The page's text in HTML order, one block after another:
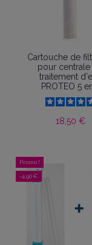
Cartouche de
pour
traitement
PROTEO 5
18,50 €
Promo !
-4,90 €